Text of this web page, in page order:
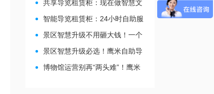
共享导览租赁柜：现在做智慧文
旅都得配
智能导览租赁柜：24小时自助服
务，省心还增收
景区智慧升级不用砸大钱！一个
自助导览租赁柜就够了
景区智慧升级必选！鹰米自助导
览租赁柜让游客舒心、运营省心
博物馆运营别再“两头难”！鹰米